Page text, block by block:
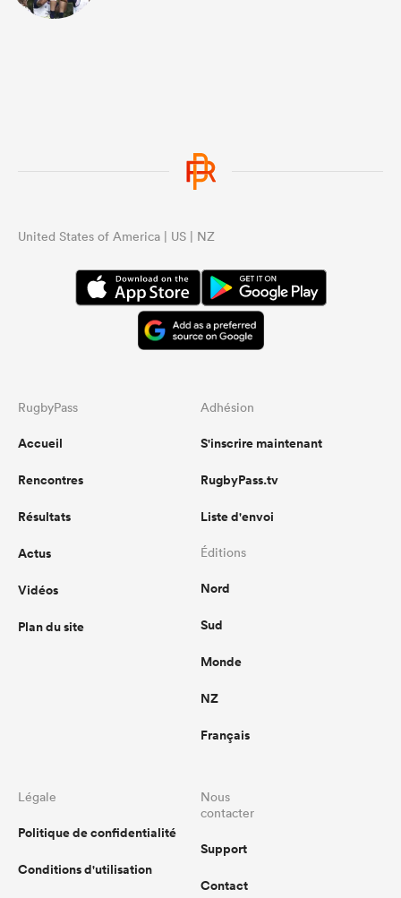
United States of America | US | NZ
RugbyPass
Accueil
Rencontres
Résultats
Actus
Vidéos
Plan du site
Adhésion
S'inscrire maintenant
RugbyPass.tv
Liste d'envoi
Éditions
Nord
Sud
Monde
NZ
Français
Légale
Politique de confidentialité
Conditions d'utilisation
Nous
contacter
Support
Contact